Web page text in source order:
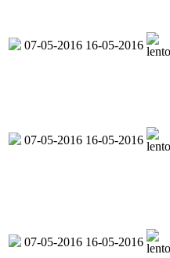
07-05-2016 16-05-2016
07-05-2016 16-05-2016
07-05-2016 16-05-2016